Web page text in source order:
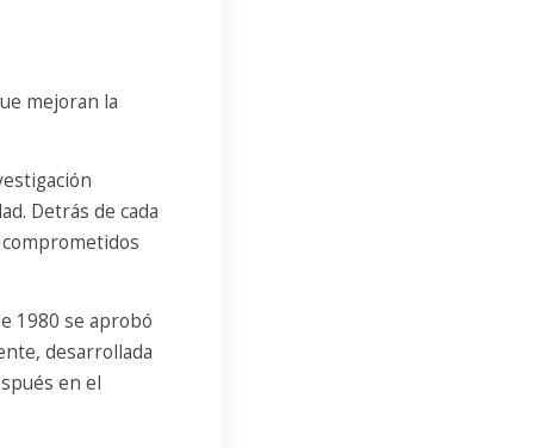
mejoran la
Detrás de cada
1980 se aprobó
desarrollada
en el